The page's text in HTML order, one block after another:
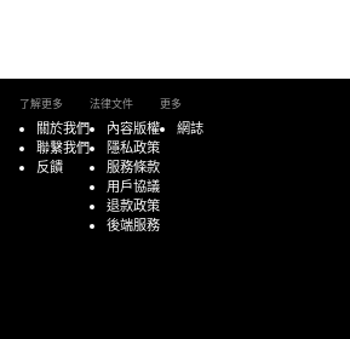
了解更多
關於我們
聯繫我們
反饋
法律文件
內容版權
隱私政策
服務條款
用戶協議
退款政策
後端服務
更多
網誌